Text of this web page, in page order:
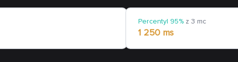
Percentyl 95% z 3 mc
1 250 ms